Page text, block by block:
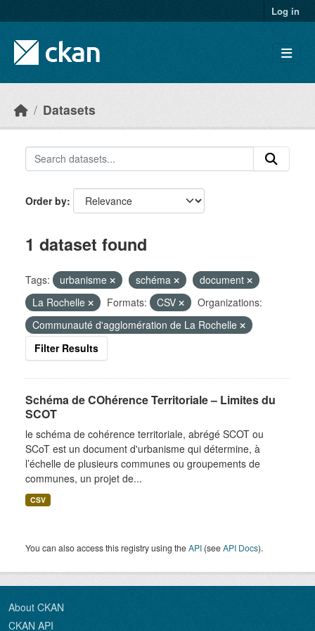
Log in
Datasets
Order by
1 dataset found
Tags: urbanisme schéma
document
La Rochelle
Formats: CSV
Organizations:
Communauté d'agglomération de La Rochelle
Filter Results
Schéma de COhérence Territoriale – Limites du
SCOT
le schéma de cohérence territoriale, abrégé SCOT ou
SCoT est un document d'urbanisme qui détermine, à
l’échelle de plusieurs communes ou groupements de
communes, un projet de...
CSV
You can also access this registry using theAPI (seeAPI Docs).
About CKAN
CKAN API